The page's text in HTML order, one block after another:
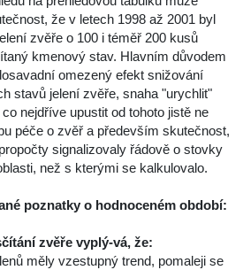
že v letech 1998 až 2001 byl
zvěře o 100 i téměř 200 kusů
kmenový stav. Hlavním důvodem
omezený efekt snižování
stavů jelení zvěře, snaha "urychlit"
nejdříve upustit od tohoto jistě ne
péče o zvěř a především skutečnost,
signalizovaly řádově o stovky
než s kterými se kalkulovalo.
poznatky o hodnoceném období:
zvěře vyplý-vá, že:
měly vzestupný trend, pomaleji se